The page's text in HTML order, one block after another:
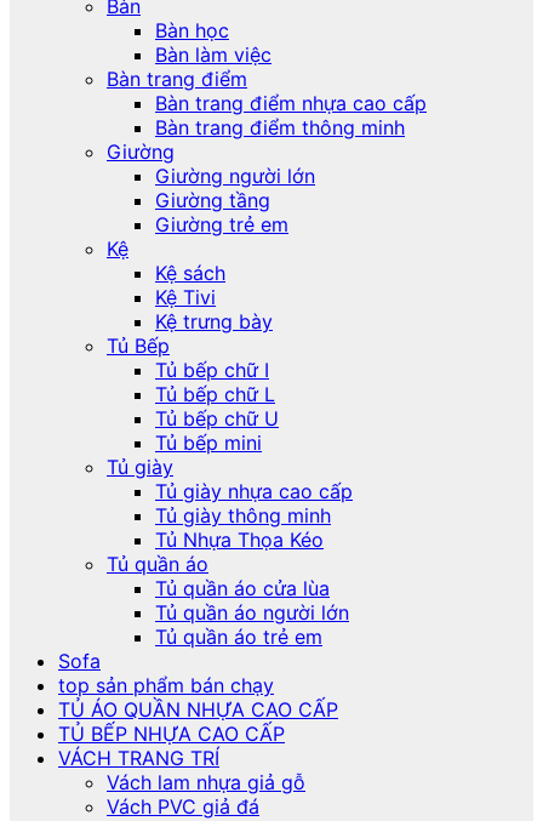
Bàn
Bàn học
Bàn làm việc
Bàn trang điểm
Bàn trang điểm nhựa cao cấp
Bàn trang điểm thông minh
Giường
Giường người lớn
Giường tầng
Giường trẻ em
Kệ
Kệ sách
Kệ Tivi
Kệ trưng bày
Tủ Bếp
Tủ bếp chữ I
Tủ bếp chữ L
Tủ bếp chữ U
Tủ bếp mini
Tủ giày
Tủ giày nhựa cao cấp
Tủ giày thông minh
Tủ Nhựa Thọa Kéo
Tủ quần áo
Tủ quần áo cửa lùa
Tủ quần áo người lớn
Tủ quần áo trẻ em
Sofa
top sản phẩm bán chạy
TỦ ÁO QUẦN NHỰA CAO CẤP
TỦ BẾP NHỰA CAO CẤP
VÁCH TRANG TRÍ
Vách lam nhựa giả gỗ
Vách PVC giả đá